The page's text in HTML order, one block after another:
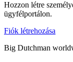
Hozzon létre
ügyfélportálon.
Fiók létrehozása
Big Dutchman